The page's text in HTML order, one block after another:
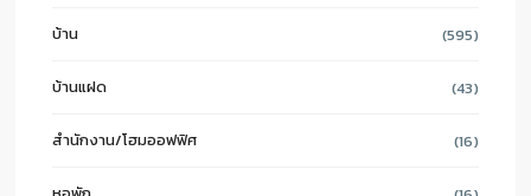
บ้าน (595)
บ้านแฝด (43)
สำนักงาน/โฮมออฟฟิศ (16)